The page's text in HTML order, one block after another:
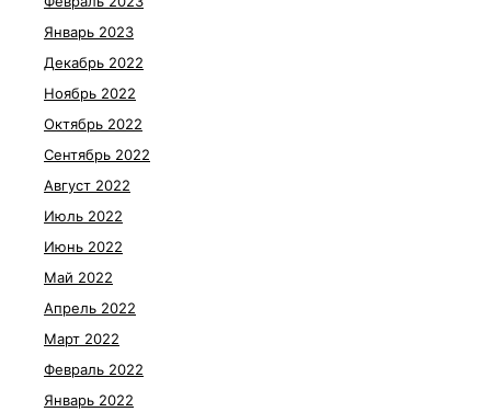
Январь 2023
Декабрь 2022
Ноябрь 2022
Октябрь 2022
Сентябрь 2022
Август 2022
Июль 2022
Июнь 2022
Май 2022
Апрель 2022
Март 2022
Февраль 2022
Январь 2022